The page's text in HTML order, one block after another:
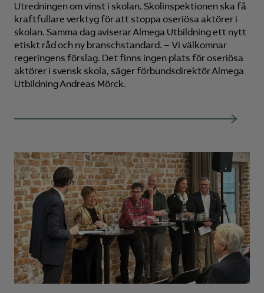
Utredningen om vinst i skolan. Skolinspektionen ska få
kraftfullare verktyg för att stoppa oseriösa aktörer i
skolan. Samma dag aviserar Almega Utbildning ett nytt
etiskt råd och ny branschstandard. – Vi välkomnar
regeringens förslag. Det finns ingen plats för oseriösa
aktörer i svensk skola, säger förbundsdirektör Almega
Utbildning Andreas Mörck.